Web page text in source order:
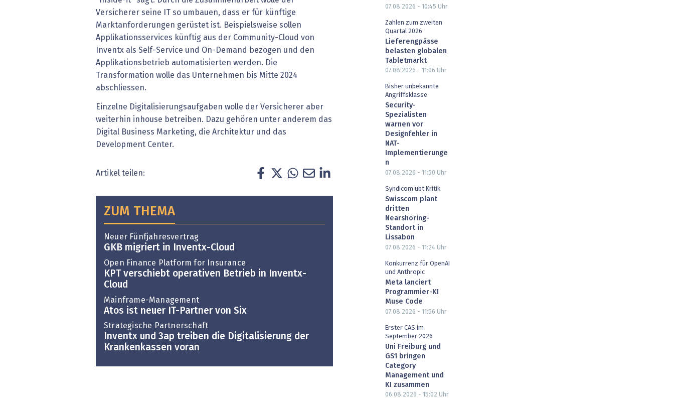
Versicherer seine IT so umbauen, dass er für künftige
Marktanforderungen gerüstet ist. Beispielsweise sollen
Applikationsservices künftig aus der Community-Cloud von
Inventx als Self-Service und On-Demand bezogen und den
Applikationsbetrieb automatisierten werden. Die
Transformation wolle das Unternehmen bis Mitte 2024
abschliessen.
Einzelne Digitalisierungsaufgaben wolle der Versicherer aber
weiterhin inhouse betreiben. Dazu gehören unter anderem das
Digital Business Marketing, die Architektur und das
Development Center.
Artikel teilen:
ZUM THEMA
Neuer Fünfjahresvertrag
GKB migriert in Inventx-Cloud
Open Finance Platform for Insurance
KPT verschiebt operativen Betrieb in Inventx-
Cloud
Mainframe-Management
Atos ist neuer IT-Partner von Six
Strategische Partnerschaft
Inventx und 3ap treiben die Digitalisierung der
Krankenkassen voran
07.08.2026 - 10:45 Uhr
Zahlen zum zweiten
Quartal 2026
Lieferengpässe
belasten globalen
Tabletmarkt
07.08.2026 - 11:06 Uhr
Bisher unbekannte
Angriffsklasse
Security-
Spezialisten
warnen vor
Designfehler in
NAT-
Implementierunge
n
07.08.2026 - 11:50 Uhr
Syndicom übt Kritik
Swisscom plant
dritten
Nearshoring-
Standort in
Lissabon
07.08.2026 - 11:24 Uhr
Konkurrenz für OpenAI
und Anthropic
Meta lanciert
Programmier-KI
Muse Code
07.08.2026 - 11:56 Uhr
Erster CAS im
September 2026
Uni Freiburg und
GS1 bringen
Category
Management und
KI zusammen
06.08.2026 - 15:02 Uhr